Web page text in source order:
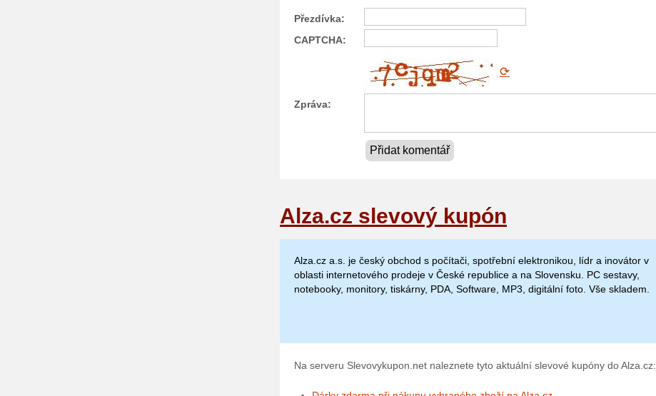
Přezdívka:
CAPTCHA:
⟳
Zpráva:
Přidat komentář
Alza.cz slevový kupón
Alza.cz a.s. je český obchod s počítači, spotřební elektronikou, lídr a inovátor v
oblasti internetového prodeje v České republice a na Slovensku. PC sestavy,
notebooky, monitory, tiskárny, PDA, Software, MP3, digitální foto. Vše skladem.
Na serveru Slevovykupon.net naleznete tyto aktuální slevové kupóny do Alza.cz: